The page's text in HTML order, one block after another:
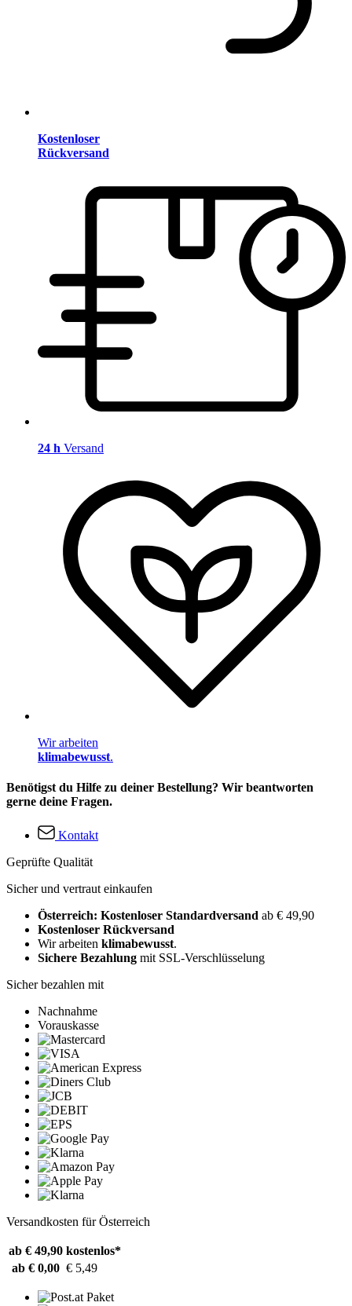
Kostenloser
Rückversand
24 h Versand
Wir arbeiten
klimabewusst.
Benötigst du Hilfe zu deiner Bestellung? Wir beantworten
gerne deine Fragen.
Kontakt
Geprüfte Qualität
Sicher und vertraut einkaufen
Österreich: Kostenloser Standardversand ab € 49,90
Kostenloser Rückversand
Wir arbeiten klimabewusst.
Sichere Bezahlung mit SSL-Verschlüsselung
Sicher bezahlen mit
Nachnahme
Vorauskasse
Versandkosten für Österreich
ab € 49,90 kostenlos*
ab € 0,00 € 5,49